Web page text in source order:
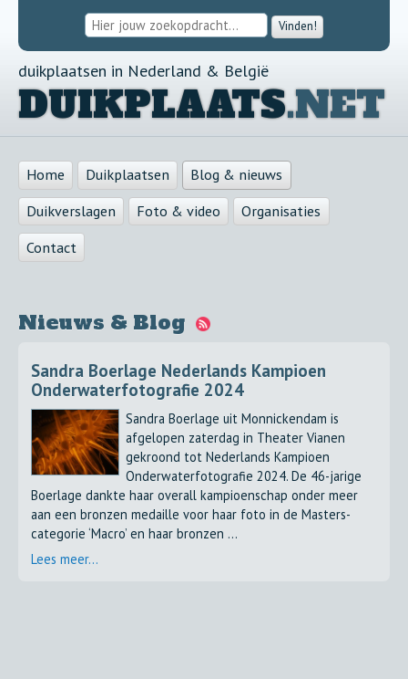
Vinden!
duikplaatsen in Nederland & België
DUIKPLAATS.NET
Home Duikplaatsen
Blog & nieuws
Duikverslagen
Foto & video
Organisaties
Contact
Nieuws & Blog
Sandra Boerlage Nederlands Kampioen
Onderwaterfotografie 2024
Sandra Boerlage uit Monnickendam is
afgelopen zaterdag in Theater Vianen
gekroond tot Nederlands Kampioen
Onderwaterfotografie 2024. De 46-jarige
Boerlage dankte haar overall kampioenschap onder meer
aan een bronzen medaille voor haar foto in de Masters-
categorie ‘Macro’ en haar bronzen ...
Lees meer...